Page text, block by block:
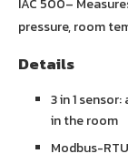
pressure, room
Details
3 in 1
in the room
Modbus-